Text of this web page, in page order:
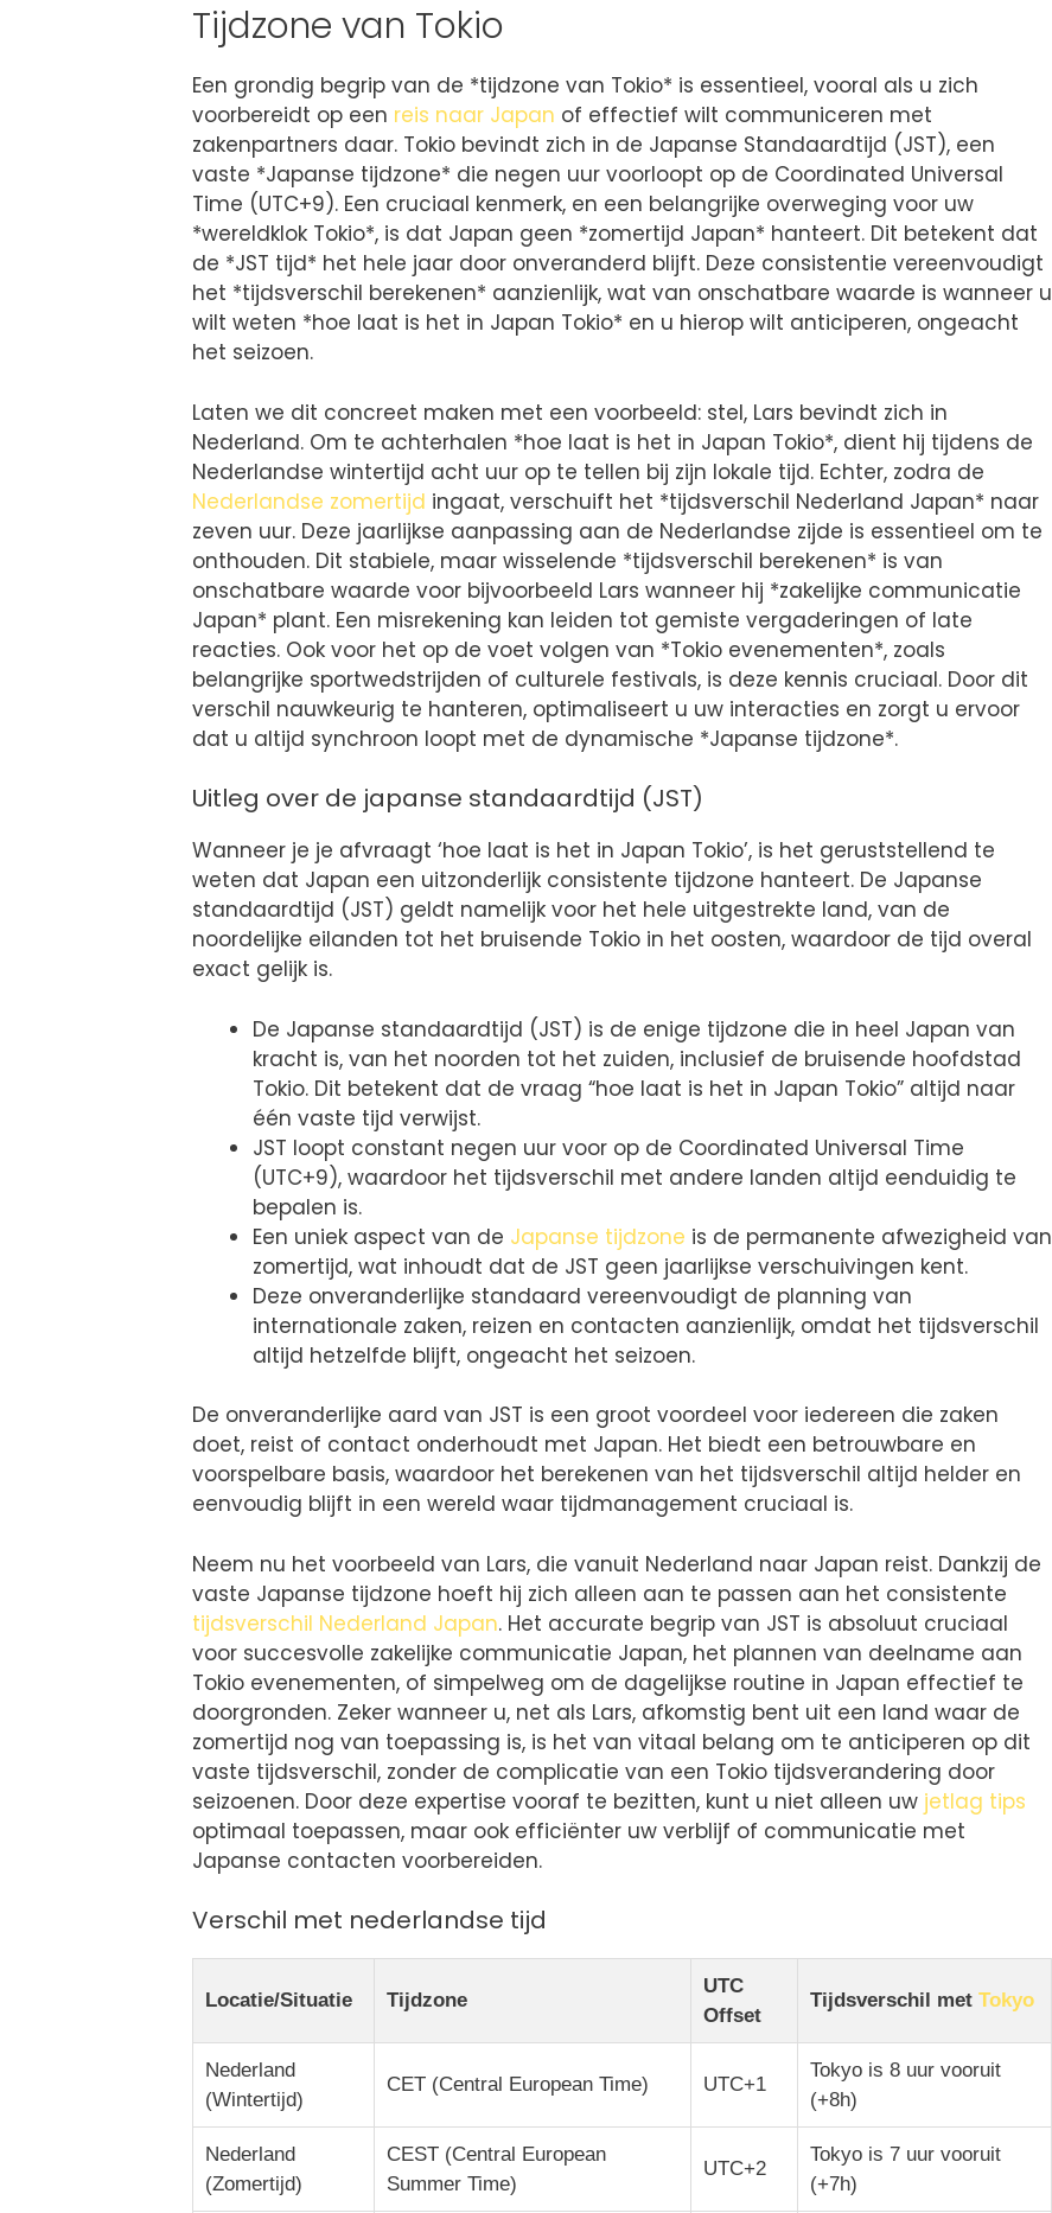
Tijdzone van Tokio
Een grondig begrip van de *tijdzone van Tokio* is essentieel, vooral als u zich
voorbereidt op een reis naar Japan of effectief wilt communiceren met
zakenpartners daar. Tokio bevindt zich in de Japanse Standaardtijd (JST), een
vaste *Japanse tijdzone* die negen uur voorloopt op de Coordinated Universal
Time (UTC+9). Een cruciaal kenmerk, en een belangrijke overweging voor uw
*wereldklok Tokio*, is dat Japan geen *zomertijd Japan* hanteert. Dit betekent dat
de *JST tijd* het hele jaar door onveranderd blijft. Deze consistentie vereenvoudigt
het *tijdsverschil berekenen* aanzienlijk, wat van onschatbare waarde is wanneer u
wilt weten *hoe laat is het in Japan Tokio* en u hierop wilt anticiperen, ongeacht
het seizoen.
Laten we dit concreet maken met een voorbeeld: stel, Lars bevindt zich in
Nederland. Om te achterhalen *hoe laat is het in Japan Tokio*, dient hij tijdens de
Nederlandse wintertijd acht uur op te tellen bij zijn lokale tijd. Echter, zodra de
Nederlandse zomertijd ingaat, verschuift het *tijdsverschil Nederland Japan* naar
zeven uur. Deze jaarlijkse aanpassing aan de Nederlandse zijde is essentieel om te
onthouden. Dit stabiele, maar wisselende *tijdsverschil berekenen* is van
onschatbare waarde voor bijvoorbeeld Lars wanneer hij *zakelijke communicatie
Japan* plant. Een misrekening kan leiden tot gemiste vergaderingen of late
reacties. Ook voor het op de voet volgen van *Tokio evenementen*, zoals
belangrijke sportwedstrijden of culturele festivals, is deze kennis cruciaal. Door dit
verschil nauwkeurig te hanteren, optimaliseert u uw interacties en zorgt u ervoor
dat u altijd synchroon loopt met de dynamische *Japanse tijdzone*.
Uitleg over de japanse standaardtijd (JST)
Wanneer je je afvraagt ‘hoe laat is het in Japan Tokio’, is het geruststellend te
weten dat Japan een uitzonderlijk consistente tijdzone hanteert. De Japanse
standaardtijd (JST) geldt namelijk voor het hele uitgestrekte land, van de
noordelijke eilanden tot het bruisende Tokio in het oosten, waardoor de tijd overal
exact gelijk is.
De Japanse standaardtijd (JST) is de enige tijdzone die in heel Japan van
kracht is, van het noorden tot het zuiden, inclusief de bruisende hoofdstad
Tokio. Dit betekent dat de vraag “hoe laat is het in Japan Tokio” altijd naar
één vaste tijd verwijst.
JST loopt constant negen uur voor op de Coordinated Universal Time
(UTC+9), waardoor het tijdsverschil met andere landen altijd eenduidig te
bepalen is.
Een uniek aspect van de Japanse tijdzone is de permanente afwezigheid van
zomertijd, wat inhoudt dat de JST geen jaarlijkse verschuivingen kent.
Deze onveranderlijke standaard vereenvoudigt de planning van
internationale zaken, reizen en contacten aanzienlijk, omdat het tijdsverschil
altijd hetzelfde blijft, ongeacht het seizoen.
De onveranderlijke aard van JST is een groot voordeel voor iedereen die zaken
doet, reist of contact onderhoudt met Japan. Het biedt een betrouwbare en
voorspelbare basis, waardoor het berekenen van het tijdsverschil altijd helder en
eenvoudig blijft in een wereld waar tijdmanagement cruciaal is.
Neem nu het voorbeeld van Lars, die vanuit Nederland naar Japan reist. Dankzij de
vaste Japanse tijdzone hoeft hij zich alleen aan te passen aan het consistente
tijdsverschil Nederland Japan. Het accurate begrip van JST is absoluut cruciaal
voor succesvolle zakelijke communicatie Japan, het plannen van deelname aan
Tokio evenementen, of simpelweg om de dagelijkse routine in Japan effectief te
doorgronden. Zeker wanneer u, net als Lars, afkomstig bent uit een land waar de
zomertijd nog van toepassing is, is het van vitaal belang om te anticiperen op dit
vaste tijdsverschil, zonder de complicatie van een Tokio tijdsverandering door
seizoenen. Door deze expertise vooraf te bezitten, kunt u niet alleen uw jetlag tips
optimaal toepassen, maar ook efficiënter uw verblijf of communicatie met
Japanse contacten voorbereiden.
Verschil met nederlandse tijd
Locatie/Situatie Tijdzone
UTC
Offset
Tijdsverschil met Tokyo
Nederland
(Wintertijd)
CET (Central European Time) UTC+1
Tokyo is 8 uur vooruit
(+8h)
Nederland
(Zomertijd)
CEST (Central European
Summer Time)
UTC+2
Tokyo is 7 uur vooruit
(+7h)